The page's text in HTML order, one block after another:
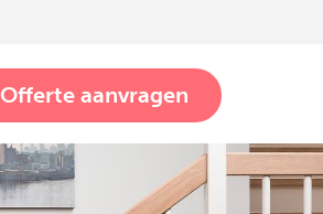
Offerte aanvragen